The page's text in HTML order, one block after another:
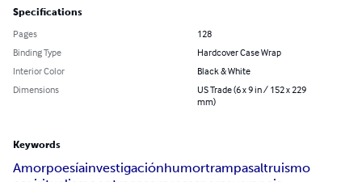
Specifications
Pages
128
Binding Type
Hardcover Case Wrap
Interior Color
Black & White
Dimensions
US Trade (6 x 9 in / 152 x 229
mm)
Keywords
Amorpoesíainvestigaciónhumortrampasaltruismo